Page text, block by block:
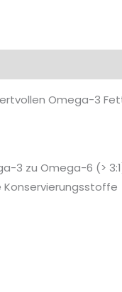
Omega-3
3 zu Omega-6 (>